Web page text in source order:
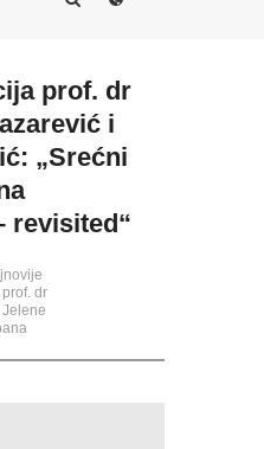
prof. dr
i
„Srećni
revisited“
dr
Jelene